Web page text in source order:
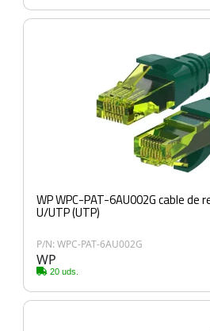
WP WPC-PAT-6AU002G cable de
U/UTP (UTP)
P/N: WPC-PAT-6AU002G
WP
20 uds.